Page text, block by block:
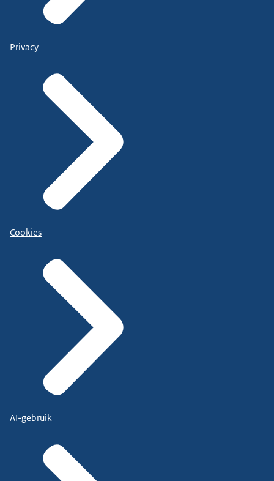
Privacy
Cookies
AI-gebruik